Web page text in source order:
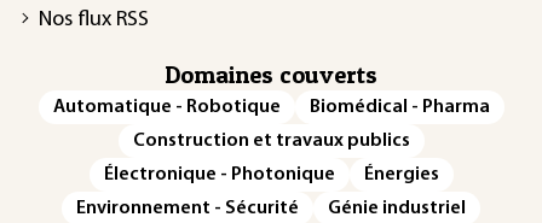
Nos flux RSS
Domaines couverts
Automatique - Robotique
Biomédical - Pharma
Construction et travaux publics
Électronique - Photonique
Énergies
Environnement - Sécurité
Génie industriel